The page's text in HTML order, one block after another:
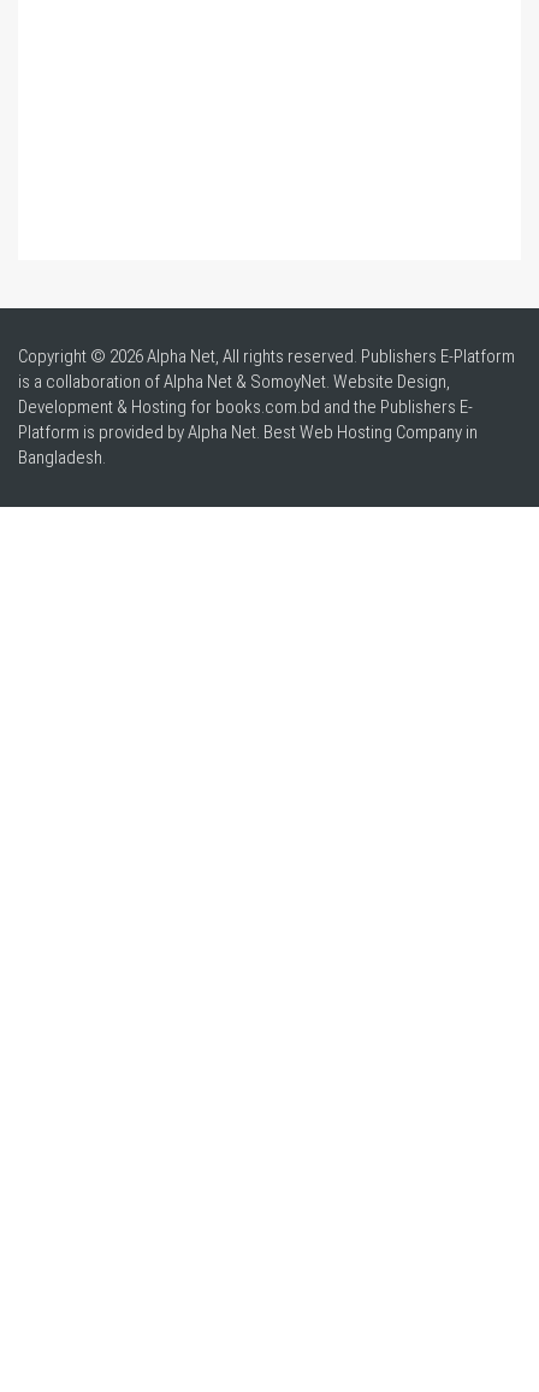
Copyright © 2026 Alpha Net, All rights reserved. Publishers E-Platform
is a collaboration of Alpha Net & SomoyNet. Website Design,
Development & Hosting for books.com.bd and the Publishers E-
Platform is provided by Alpha Net. BestWeb Hosting Company in
Bangladesh.